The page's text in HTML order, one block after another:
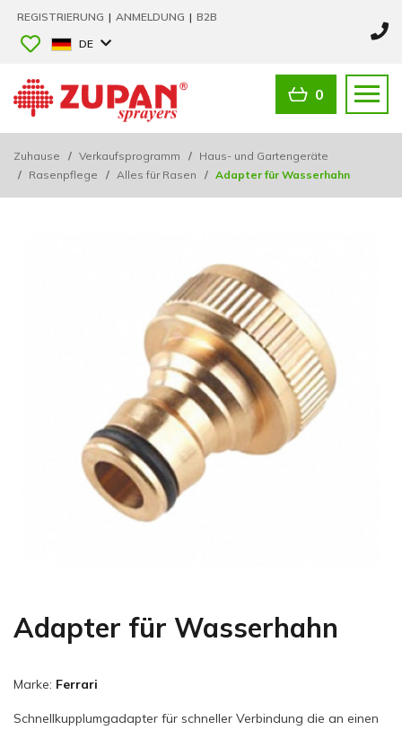
REGISTRIERUNG | ANMELDUNG | B2B
DE
0
Zuhause / Verkaufsprogramm / Haus- und Gartengeräte
/ Rasenpflege / Alles für Rasen / Adapter für Wasserhahn
Adapter für Wasserhahn
Marke: Ferrari
Schnellkupplumgadapter für schneller Verbindung die an einen